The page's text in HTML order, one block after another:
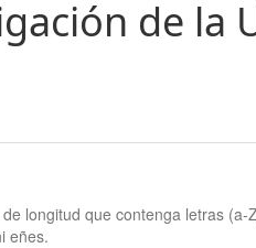
de la
longitud que contenga letras
eñes.